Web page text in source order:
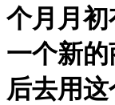
个月月
一个新
后去用这